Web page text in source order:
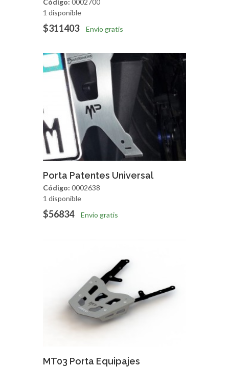
Código: 0002700
1 disponible
$311403 Envío gratis
Agregar Vista Rapida
Porta Patentes Universal
Código: 0002638
1 disponible
$56834 Envío gratis
Agregar Vista Rapida
MT03 Porta Equipajes